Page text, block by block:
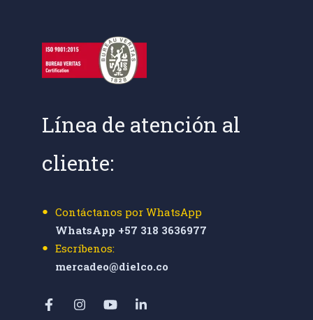
Línea de atención al
cliente:
Contáctanos por WhatsApp
WhatsApp +57 318 3636977
Escríbenos:
mercadeo@dielco.co